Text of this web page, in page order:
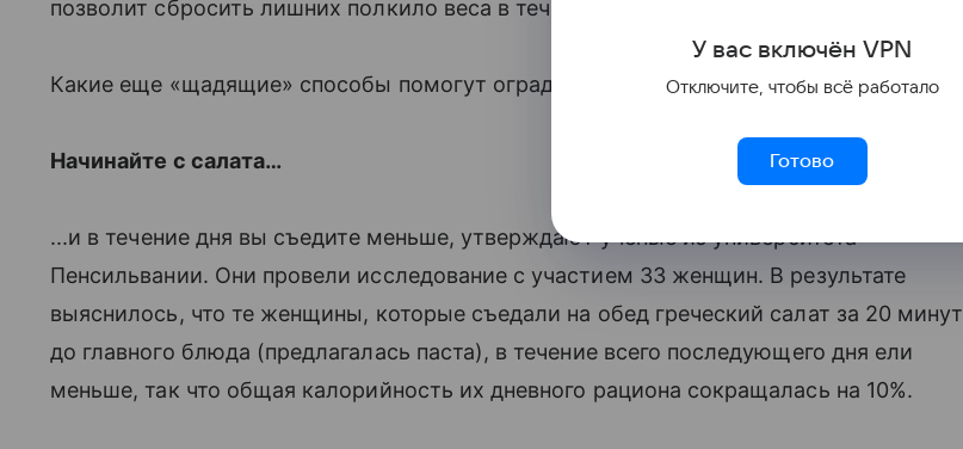
позволит сбросить лишних полкило веса в течение недели.
Какие еще «щадящие» способы помогут оградить себя от лишних калорий?
Начинайте с салата…
...и в течение дня вы съедите меньше, утверждают ученые из университета
Пенсильвании. Они провели исследование с участием 33 женщин. В результате
выяснилось, что те женщины, которые съедали на обед греческий салат за 20 минут
до главного блюда (предлагалась паста), в течение всего последующего дня ели
меньше, так что общая калорийность их дневного рациона сокращалась на 10%.
У вас включён VPN
Отключите, чтобы всё работало
Готово